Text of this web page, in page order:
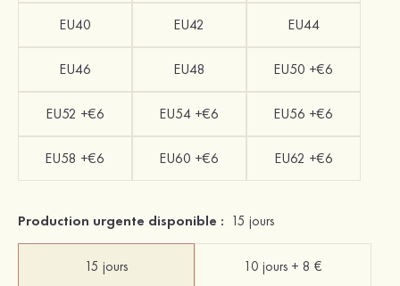
EU40 EU42 EU44
EU46 EU48 EU50 +€6
EU52 +€6 EU54 +€6 EU56 +€6
EU58 +€6 EU60 +€6 EU62 +€6
Production urgente disponible : 15 jours
15 jours 10 jours + 8 €